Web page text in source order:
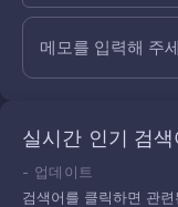
메모를 입력해 주
실시간 인기 검색
- 업데이트
검색어를 클릭하면 관